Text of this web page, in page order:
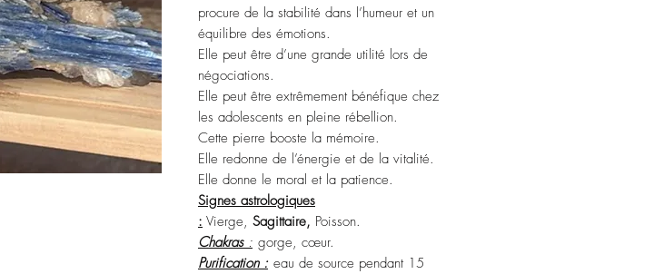
procure de la stabilité dans l’humeur et un
équilibre des émotions.
Elle peut être d’une grande utilité lors de
négociations.
Elle peut être extrêmement bénéfique chez
les adolescents en pleine rébellion.
Cette pierre booste la mémoire.
Elle redonne de l’énergie et de la vitalité.
Elle donne le moral et la patience.
Signes astrologiques
: Vierge, Sagittaire, Poisson.
Chakras: gorge, cœur.
Purification : eau de source pendant 15